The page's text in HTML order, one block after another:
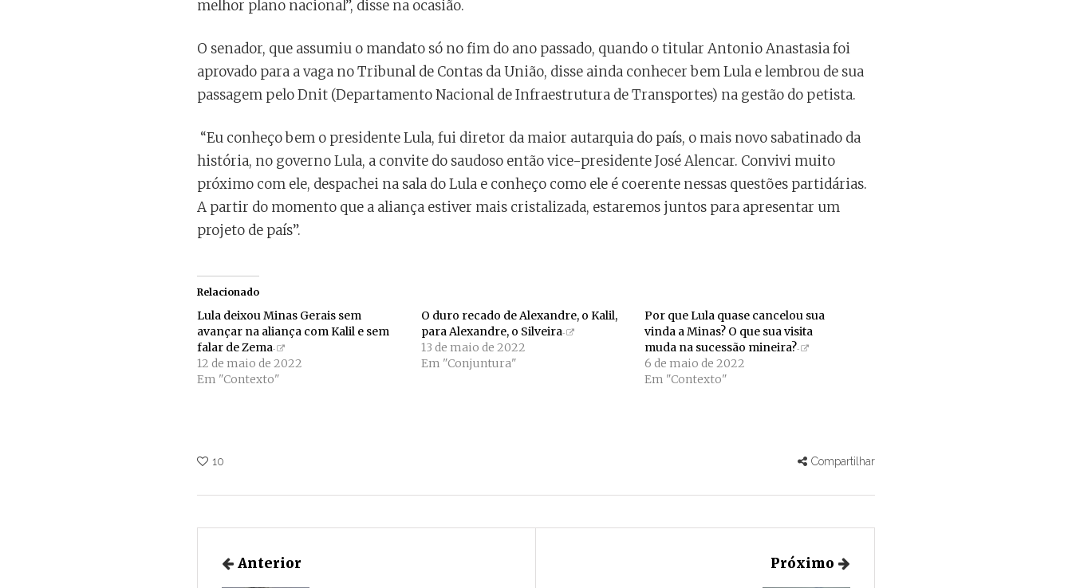
melhor plano nacional”, disse na ocasião.
O senador, que assumiu o mandato só no fim do ano passado, quando o titular Antonio Anastasia foi
aprovado para a vaga no Tribunal de Contas da União, disse ainda conhecer bem Lula e lembrou de sua
passagem pelo Dnit (Departamento Nacional de Infraestrutura de Transportes) na gestão do petista.
“Eu conheço bem o presidente Lula, fui diretor da maior autarquia do país, o mais novo sabatinado da
história, no governo Lula, a convite do saudoso então vice-presidente José Alencar. Convivi muito
próximo com ele, despachei na sala do Lula e conheço como ele é coerente nessas questões partidárias.
A partir do momento que a aliança estiver mais cristalizada, estaremos juntos para apresentar um
projeto de país”.
Relacionado
Lula deixou Minas Gerais sem
avançar na aliança com Kalil e sem
falar de Zema
12 de maio de 2022
Em "Contexto"
O duro recado de Alexandre, o Kalil,
para Alexandre, o Silveira
13 de maio de 2022
Em "Conjuntura"
Por que Lula quase cancelou sua
vinda a Minas? O que sua visita
muda na sucessão mineira?
6 de maio de 2022
Em "Contexto"
10 Compartilhar
Anterior Próximo